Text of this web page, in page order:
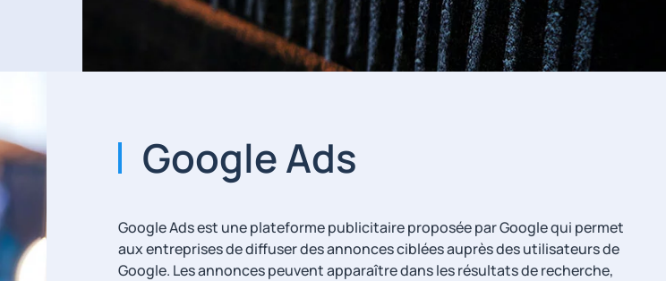
Google Ads
Google Ads est une plateforme publicitaire proposée par Google qui permet
aux entreprises de diffuser des annonces ciblées auprès des utilisateurs de
Google. Les annonces peuvent apparaître dans les résultats de recherche,